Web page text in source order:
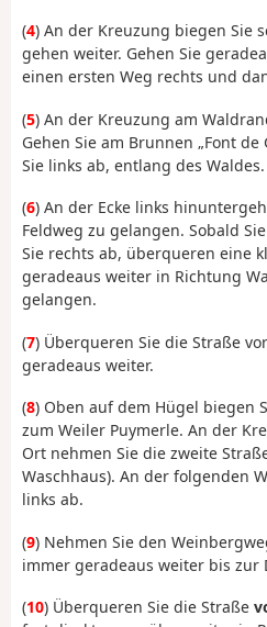
(4) An der Kreuzung biegen Sie
gehen weiter. Gehen Sie
einen ersten Weg rechts und
(5) An der Kreuzung am
Gehen Sie am Brunnen „Font
Sie links ab, entlang des Waldes.
(6) An der Ecke links
Feldweg zu gelangen. Sobald
Sie rechts ab, überqueren eine
geradeaus weiter in Richtung
gelangen.
(7) Überqueren Sie die Straße
geradeaus weiter.
(8) Oben auf dem Hügel biegen
zum Weiler Puymerle. An der
Ort nehmen Sie die zweite
Waschhaus). An der folgenden
links ab.
(9) Nehmen Sie den
immer geradeaus weiter bis zur
(10) Überqueren Sie die Straße